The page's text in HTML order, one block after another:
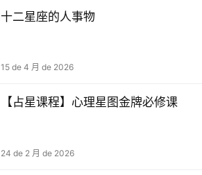
十二星座的人事物
15 de 4 月 de 2026
【占星课程】心理星图金牌必修课
24 de 2 月 de 2026